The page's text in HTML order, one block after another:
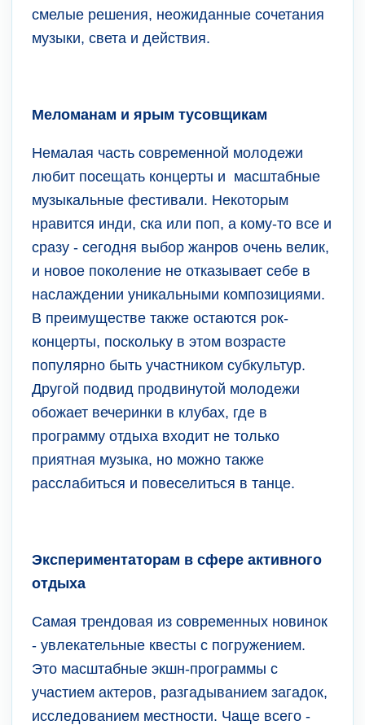
смелые решения, неожиданные сочетания
музыки, света и действия.
Меломанам и ярым тусовщикам
Немалая часть современной молодежи
любит посещать концерты и масштабные
музыкальные фестивали. Некоторым
нравится инди, ска или поп, а кому-то все и
сразу - сегодня выбор жанров очень велик,
и новое поколение не отказывает себе в
наслаждении уникальными композициями.
В преимуществе также остаются рок-
концерты, поскольку в этом возрасте
популярно быть участником субкультур.
Другой подвид продвинутой молодежи
обожает вечеринки в клубах, где в
программу отдыха входит не только
приятная музыка, но можно также
расслабиться и повеселиться в танце.
Экспериментаторам в сфере активного
отдыха
Самая трендовая из современных новинок
- увлекательные квесты с погружением.
Это масштабные экшн-программы с
участием актеров, разгадыванием загадок,
исследованием местности. Чаще всего -